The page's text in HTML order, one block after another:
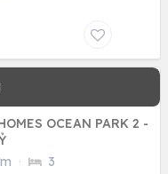
OCEAN PARK 2 -
· 3